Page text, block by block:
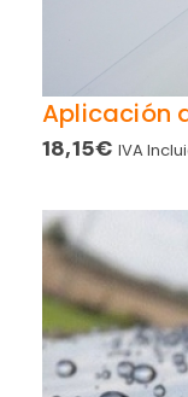
Aplicación
18,15€ IVA